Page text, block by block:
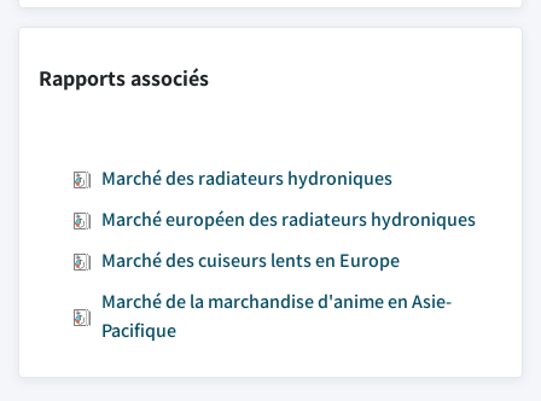
Rapports associés
Marché des radiateurs hydroniques
Marché européen des radiateurs hydroniques
Marché des cuiseurs lents en Europe
Marché de la marchandise d'anime en Asie-
Pacifique